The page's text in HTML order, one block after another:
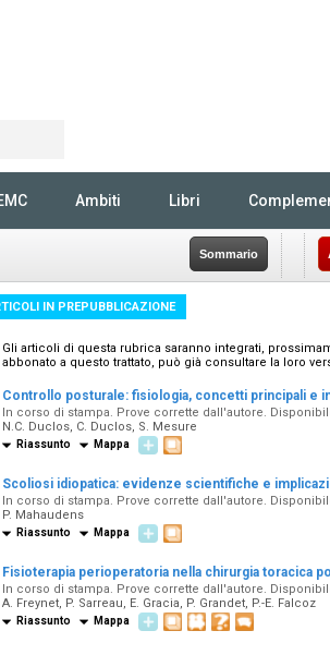
Ambiti Libri
Sommario
IN PREPUBBLICAZIONE
Gli articoli di questa rubrica saranno integrati,
abbonato a questo trattato, può già consultare la loro
Controllo posturale: fisiologia, concetti principali e
In corso di stampa. Prove corrette dall'autore.
N.C. Duclos, C. Duclos, S. Mesure
Riassunto Mappa
Scoliosi idiopatica: evidenze scientifiche e
In corso di stampa. Prove corrette dall'autore.
P. Mahaudens
Riassunto Mappa
Fisioterapia perioperatoria nella chirurgia toracica
In corso di stampa. Prove corrette dall'autore.
A. Freynet, P. Sarreau, E. Gracia, P. Grandet, P.-E. Falcoz
Riassunto Mappa